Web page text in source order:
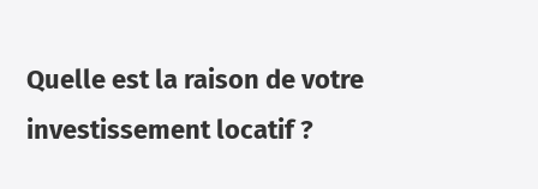
Quelle est la raison de votre
investissement locatif ?